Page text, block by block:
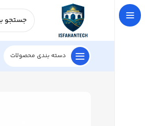
دسته بندی محصولات